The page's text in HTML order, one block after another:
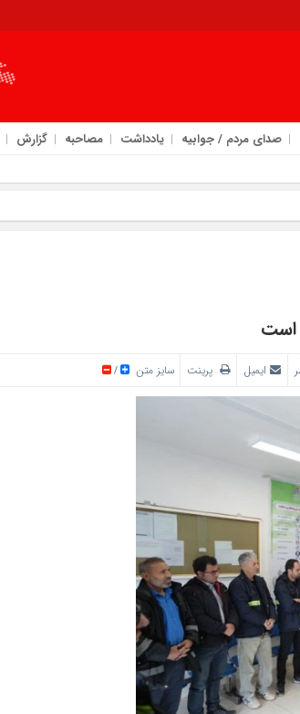
صدای مردم / جوابیه یادداشت مصاحبه گزارش
مسیر توسع
است
ایمیل پرینت سایز متن /